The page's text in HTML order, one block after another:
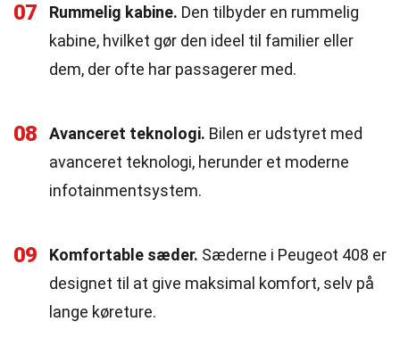
07 Rummelig kabine. Den tilbyder en rummelig
kabine, hvilket gør den ideel til familier eller
dem, der ofte har passagerer med.
08 Avanceret teknologi. Bilen er udstyret med
avanceret teknologi, herunder et moderne
infotainmentsystem.
09 Komfortable sæder. Sæderne i Peugeot 408 er
designet til at give maksimal komfort, selv på
lange køreture.